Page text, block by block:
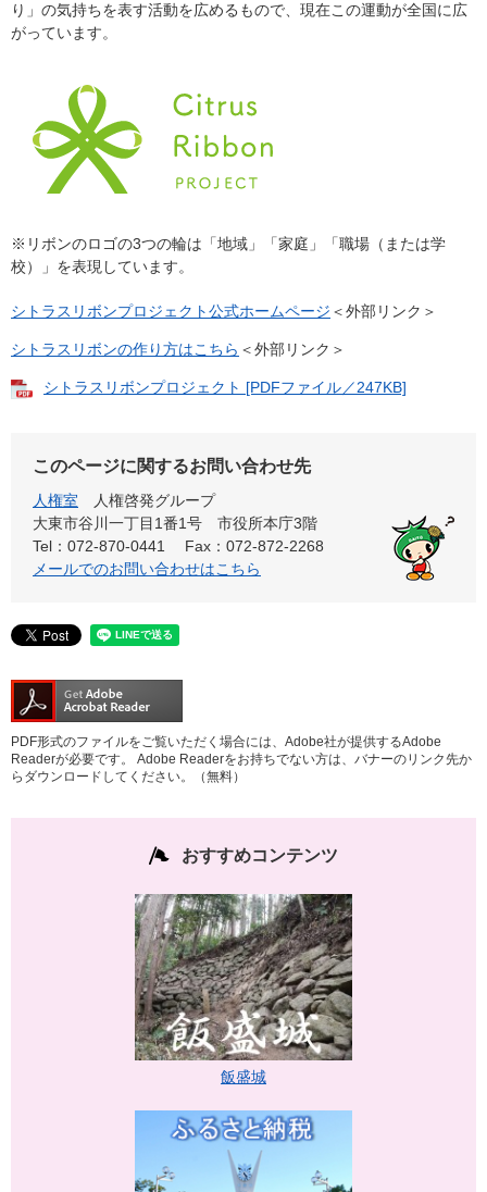
り」の気持ちを表す活動を広めるもので、現在この運動が全国に広
がっています。
※リボンのロゴの3つの輪は「地域」「家庭」「職場（または学
校）」を表現しています。
シトラスリボンプロジェクト公式ホームページ ＜外部リンク＞
シトラスリボンの作り方はこちら ＜外部リンク＞
シトラスリボンプロジェクト [PDFファイル／247KB]
このページに関するお問い合わせ先
人権室
人権啓発グループ
大東市谷川一丁目1番1号 市役所本庁3階
Tel：072-870-0441
Fax：072-872-2268
メールでのお問い合わせはこちら
PDF形式のファイルをご覧いただく場合には、Adobe社が提供するAdobe
Readerが必要です。
Adobe Readerをお持ちでない方は、バナーのリンク先か
らダウンロードしてください。（無料）
おすすめコンテンツ
飯盛城